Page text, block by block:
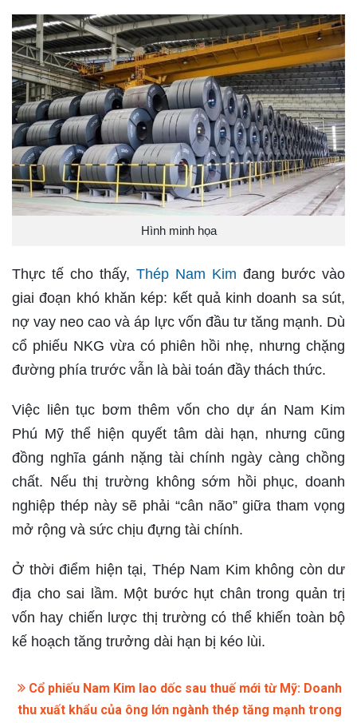
Hình minh họa
Thực tế cho thấy, Thép Nam Kim đang bước vào
giai đoạn khó khăn kép: kết quả kinh doanh sa sút,
nợ vay neo cao và áp lực vốn đầu tư tăng mạnh. Dù
cổ phiếu NKG vừa có phiên hồi nhẹ, nhưng chặng
đường phía trước vẫn là bài toán đầy thách thức.
Việc liên tục bơm thêm vốn cho dự án Nam Kim
Phú Mỹ thể hiện quyết tâm dài hạn, nhưng cũng
đồng nghĩa gánh nặng tài chính ngày càng chồng
chất. Nếu thị trường không sớm hồi phục, doanh
nghiệp thép này sẽ phải “cân não” giữa tham vọng
mở rộng và sức chịu đựng tài chính.
Ở thời điểm hiện tại, Thép Nam Kim không còn dư
địa cho sai lầm. Một bước hụt chân trong quản trị
vốn hay chiến lược thị trường có thể khiến toàn bộ
kế hoạch tăng trưởng dài hạn bị kéo lùi.
Cổ phiếu Nam Kim lao dốc sau thuế mới từ Mỹ: Doanh
thu xuất khẩu của ông lớn ngành thép tăng mạnh trong